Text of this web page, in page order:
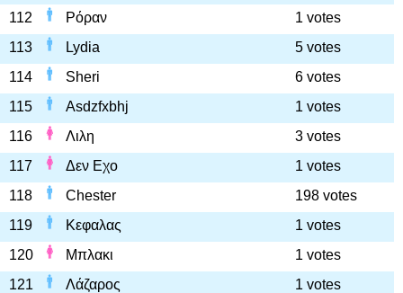
112
Ρόραν
1 votes
113
Lydia
5 votes
114
Sheri
6 votes
115
Asdzfxbhj
1 votes
116
Λιλη
3 votes
117
Δεν Εχο
1 votes
118
Chester
198 votes
119
Κεφαλας
1 votes
120
Μπλακι
1 votes
121
Λάζαρος
1 votes